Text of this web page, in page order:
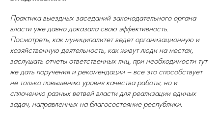
Практика выездных заседаний законодательного органа
власти уже давно доказала свою эффективность.
Посмотреть, как муниципалитет ведет организационную и
хозяйственную деятельность, как живут люди на местах,
заслушать отчеты ответственных лиц, при необходимости тут
же дать поручения и рекомендации – все это способствует
не только повышению уровня качества работы, но и
сплочению разных ветвей власти для реализации единых
задач, направленных на благосостояние республики.